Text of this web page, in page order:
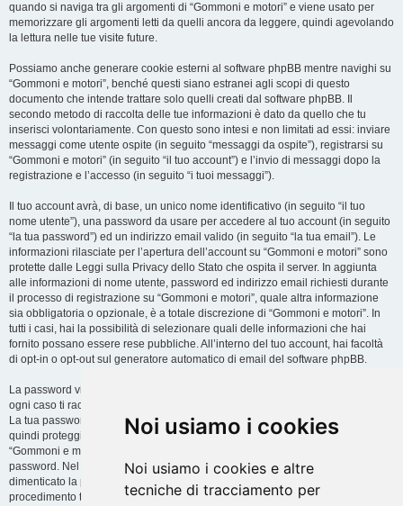
Noi usiamo i cookies
Noi usiamo i cookies e altre
tecniche di tracciamento per
quando si naviga tra gli argomenti di “Gommoni e motori” e viene usato per
memorizzare gli argomenti letti da quelli ancora da leggere, quindi agevolando
la lettura nelle tue visite future.
Possiamo anche generare cookie esterni al software phpBB mentre navighi su
“Gommoni e motori”, benché questi siano estranei agli scopi di questo
documento che intende trattare solo quelli creati dal software phpBB. Il
secondo metodo di raccolta delle tue informazioni è dato da quello che tu
inserisci volontariamente. Con questo sono intesi e non limitati ad essi: inviare
messaggi come utente ospite (in seguito “messaggi da ospite”), registrarsi su
“Gommoni e motori” (in seguito “il tuo account”) e l’invio di messaggi dopo la
registrazione e l’accesso (in seguito “i tuoi messaggi”).
Il tuo account avrà, di base, un unico nome identificativo (in seguito “il tuo
nome utente”), una password da usare per accedere al tuo account (in seguito
“la tua password”) ed un indirizzo email valido (in seguito “la tua email”). Le
informazioni rilasciate per l’apertura dell’account su “Gommoni e motori” sono
protette dalle Leggi sulla Privacy dello Stato che ospita il server. In aggiunta
alle informazioni di nome utente, password ed indirizzo email richiesti durante
il processo di registrazione su “Gommoni e motori”, quale altra informazione
sia obbligatoria o opzionale, è a totale discrezione di “Gommoni e motori”. In
tutti i casi, hai la possibilità di selezionare quali delle informazioni che hai
fornito possano essere rese pubbliche. All’interno del tuo account, hai facoltà
di opt-in o opt-out sul generatore automatico di email del software phpBB.
La password viene criptata (hash unidirezionale) per motivi di sicurezza. In
ogni caso ti raccomandiamo di non utilizzare la stessa password in troppi siti.
La tua password è il metodo di accesso al tuo account su “Gommoni e motori”,
quindi proteggila attentamente. Ricorda che in nessuna circostanza affiliati di
“Gommoni e motori”, phpBB o terzi possono legittimamente richiedere la tua
password. Nel caso dimenticassi la tua password, puoi utilizzare l’opzione “Ho
dimenticato la password” prevista dal software phpBB. Durante questo
procedimento ti verrà richiesto il tuo nome utente ed indirizzo email, in modo